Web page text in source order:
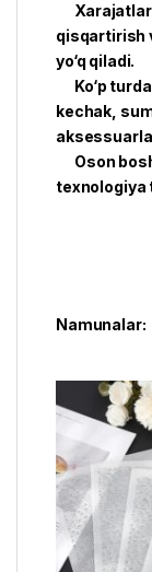
qisqartirish
yo‘q qiladi.
Ko‘p
kechak,
Oson
texnologiya
Namunalar: